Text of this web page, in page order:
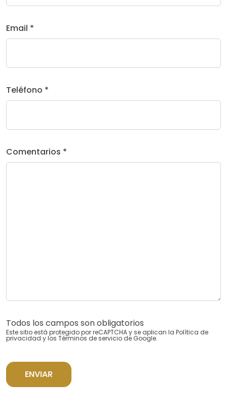
Email *
Teléfono *
Comentarios *
Todos los campos son obligatorios
Este sitio está protegido por reCAPTCHA y se aplican la Política de
privacidad y los Términos de servicio de Google.
ENVIAR